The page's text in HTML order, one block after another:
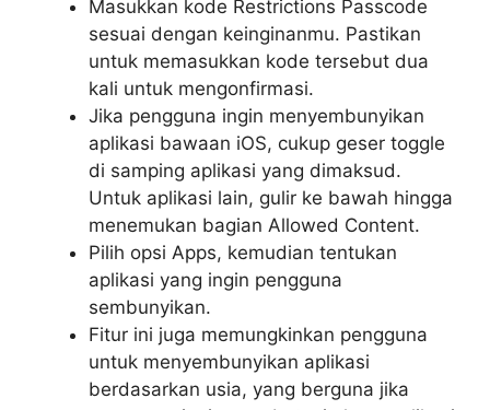
Masukkan kode Restrictions Passcode
sesuai dengan keinginanmu. Pastikan
untuk memasukkan kode tersebut dua
kali untuk mengonfirmasi.
Jika pengguna ingin menyembunyikan
aplikasi bawaan iOS, cukup geser toggle
di samping aplikasi yang dimaksud.
Untuk aplikasi lain, gulir ke bawah hingga
menemukan bagian Allowed Content.
Pilih opsi Apps, kemudian tentukan
aplikasi yang ingin pengguna
sembunyikan.
Fitur ini juga memungkinkan pengguna
untuk menyembunyikan aplikasi
berdasarkan usia, yang berguna jika